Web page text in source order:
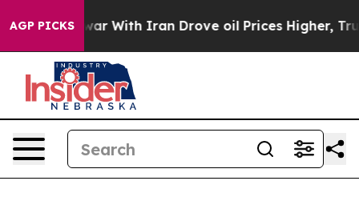
AGP PICKS
war With Iran Drove oil Prices Higher, Trump